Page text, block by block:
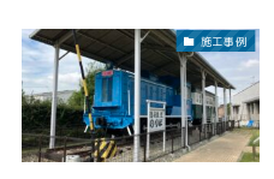
施工事例